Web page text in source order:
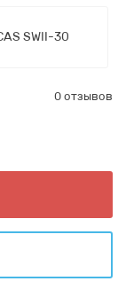
0 отзывов